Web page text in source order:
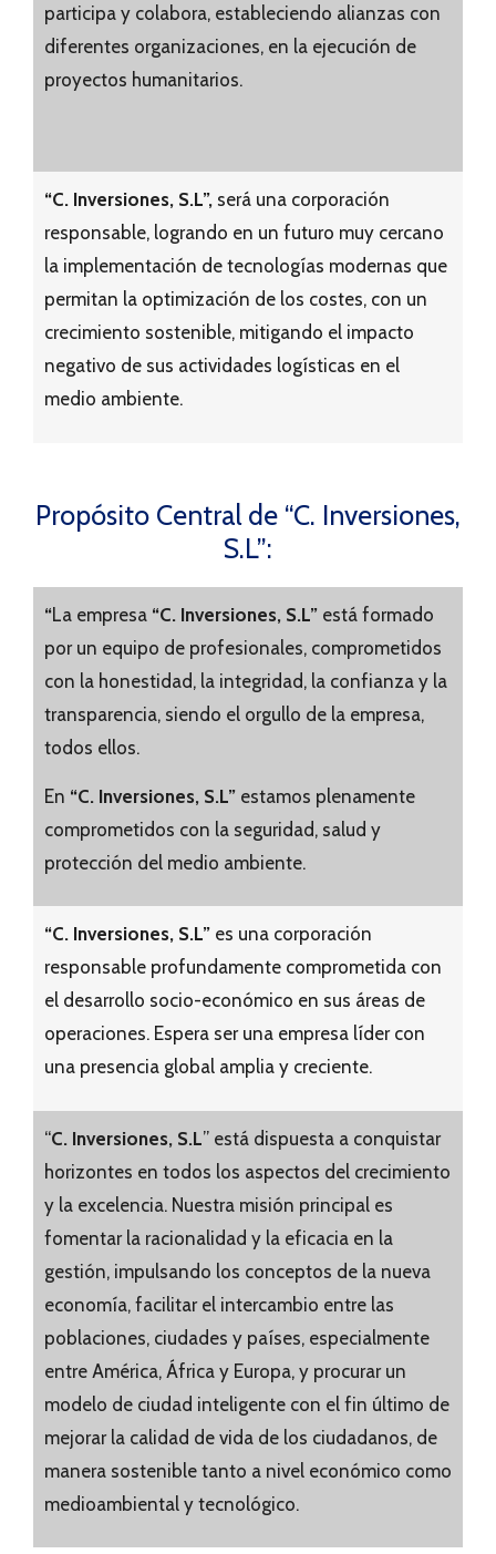
participa y colabora, estableciendo alianzas con
diferentes organizaciones, en la ejecución de
proyectos humanitarios.
“C. Inversiones, S.L”, será una corporación
responsable, logrando en un futuro muy cercano
la implementación de tecnologías modernas que
permitan la optimización de los costes, con un
crecimiento sostenible, mitigando el impacto
negativo de sus actividades logísticas en el
medio ambiente.
Propósito Central de “C. Inversiones,
S.L”:
“La empresa “C. Inversiones, S.L” está formado
por un equipo de profesionales, comprometidos
con la honestidad, la integridad, la confianza y la
transparencia, siendo el orgullo de la empresa,
todos ellos.
En “C. Inversiones, S.L” estamos plenamente
comprometidos con la seguridad, salud y
protección del medio ambiente.
“C. Inversiones, S.L” es una corporación
responsable profundamente comprometida con
el desarrollo socio-económico en sus áreas de
operaciones. Espera ser una empresa líder con
una presencia global amplia y creciente.
“C. Inversiones, S.L” está dispuesta a conquistar
horizontes en todos los aspectos del crecimiento
y la excelencia. Nuestra misión principal es
fomentar la racionalidad y la eficacia en la
gestión, impulsando los conceptos de la nueva
economía, facilitar el intercambio entre las
poblaciones, ciudades y países, especialmente
entre América, África y Europa, y procurar un
modelo de ciudad inteligente con el fin último de
mejorar la calidad de vida de los ciudadanos, de
manera sostenible tanto a nivel económico como
medioambiental y tecnológico.